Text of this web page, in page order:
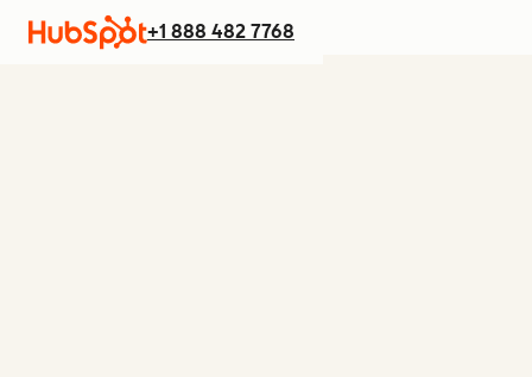
+1 888 482 7768